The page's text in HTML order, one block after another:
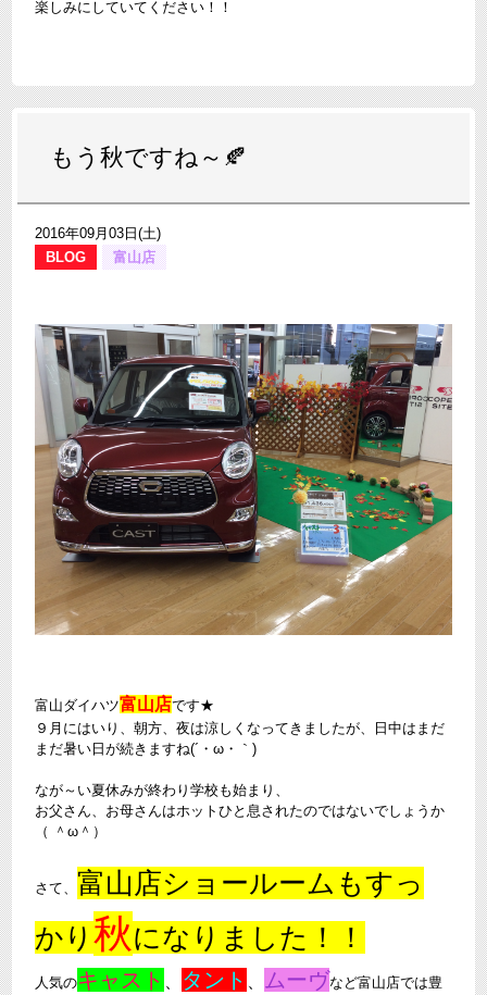
楽しみにしていてください！！
もう秋ですね～🍂
2016年09月03日(土)
BLOG
富山店
富山ダイハツ富山店です★
９月にはいり、朝方、夜は涼しくなってきましたが、日中はまだ
まだ暑い日が続きますね(´・ω・｀)
なが～い夏休みが終わり学校も始まり、
お父さん、お母さんはホットひと息されたのではないでしょうか
（ ＾ω＾）
さて、 富山店ショールームもすっ
かり秋になりました！！
人気のキャスト 、 タント 、 ムーヴなど富山店では豊